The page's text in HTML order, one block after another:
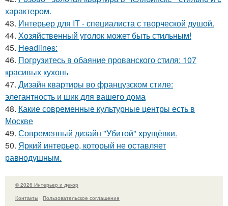
характером.
43. Интерьер для IT - специалиста с творческой душой.
44. Хозяйственный уголок может быть стильным!
45. Headlines:
46. Погрузитесь в обаяние прованского стиля: 107
красивых кухонь
47. Дизайн квартиры во французском стиле:
элегантность и шик для вашего дома
48. Какие современные культурные центры есть в
Москве
49. Современный дизайн "Убитой" хрущёвки.
50. Яркий интерьер, который не оставляет
равнодушным.
© 2026 Интерьер и декор
Контакты
Пользовательское соглашение